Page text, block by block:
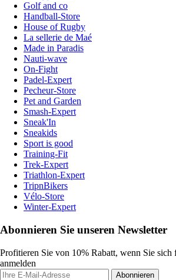
Golf and co
Handball-Store
House of Rugby
La sellerie de Maé
Made in Paradis
Nauti-wave
On-Fight
Padel-Expert
Pecheur-Store
Pet and Garden
Smash-Expert
Sneak'In
Sneakids
Sport is good
Training-Fit
Trek-Expert
Triathlon-Expert
TripnBikers
Vélo-Store
Winter-Expert
Abonnieren Sie unseren Newsletter
Profitieren Sie von 10% Rabatt, wenn Sie sich
anmelden
Abonnieren